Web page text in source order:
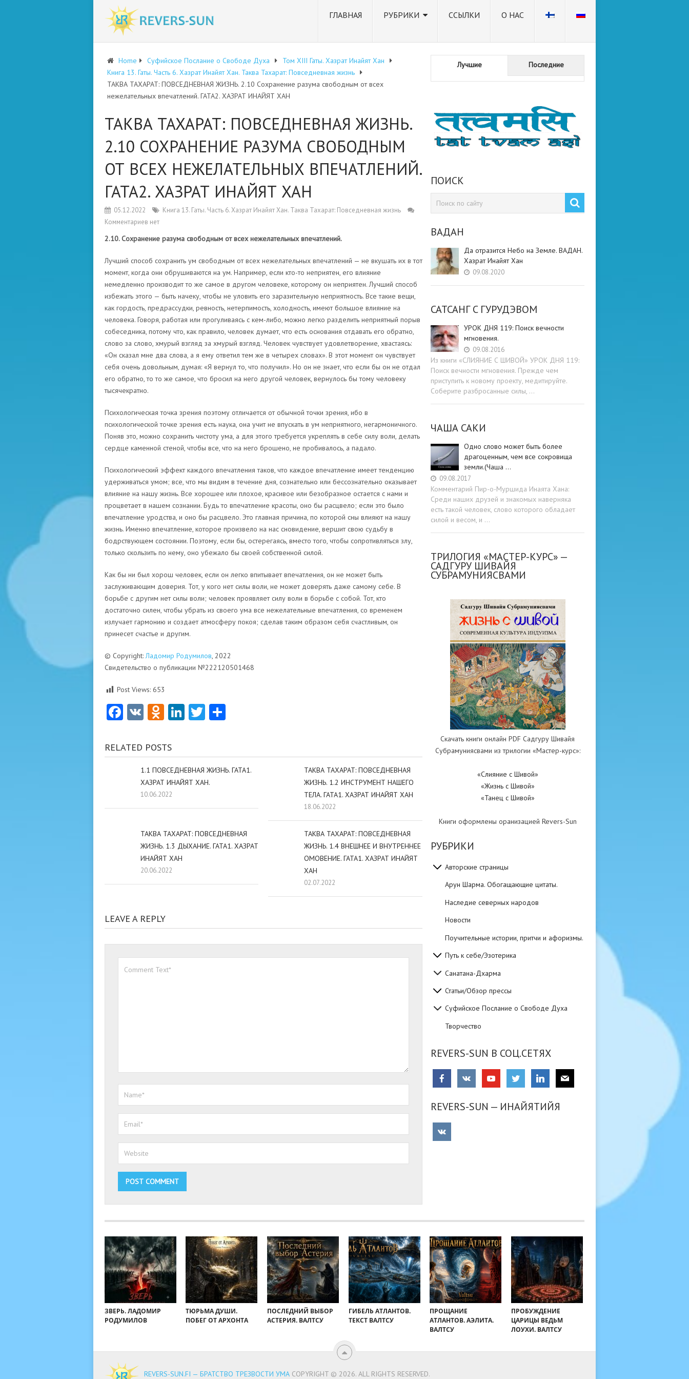
ГЛАВНАЯ РУБРИКИ ССЫЛКИ О НАС
Home Суфийское Послание о Свободе Духа
Том XIII Гаты. Хазрат Инайят Хан
Книга 13. Гаты. Часть 6. Хазрат Инайят Хан. Таква Тахарат: Повседневная жизнь
ТАКВА ТАХАРАТ: ПОВСЕДНЕВНАЯ ЖИЗНЬ. 2.10 Сохранение разума свободным от всех
нежелательных впечатлений. ГАТА2. ХАЗРАТ ИНАЙЯТ ХАН
ТАКВА ТАХАРАТ: ПОВСЕДНЕВНАЯ ЖИЗНЬ.
2.10 СОХРАНЕНИЕ РАЗУМА СВОБОДНЫМ
ОТ ВСЕХ НЕЖЕЛАТЕЛЬНЫХ ВПЕЧАТЛЕНИЙ.
ГАТА2. ХАЗРАТ ИНАЙЯТ ХАН
05.12.2022
Книга 13. Гаты. Часть 6. Хазрат Инайят Хан. Таква Тахарат: Повседневная жизнь
Комментариев нет
2.10. Сохранение разума свободным от всех нежелательных впечатлений.
Лучший способ сохранить ум свободным от всех нежелательных впечатлений — не вкушать их в тот
момент, когда они обрушиваются на ум. Например, если кто-то неприятен, его влияние
немедленно производит то же самое в другом человеке, которому он неприятен. Лучший способ
избежать этого — быть начеку, чтобы не уловить его заразительную неприятность. Все такие вещи,
как гордость, предрассудки, ревность, нетерпимость, холодность, имеют большое влияние на
человека. Говоря, работая или прогуливаясь с кем-либо, можно легко разделить неприятный порыв
собеседника, потому что, как правило, человек думает, что есть основания отдавать его обратно,
слово за слово, хмурый взгляд за хмурый взгляд. Человек чувствует удовлетворение, хвастаясь:
«Он сказал мне два слова, а я ему ответил тем же в четырех словах». В этот момент он чувствует
себя очень довольным, думая: «Я вернул то, что получил». Но он не знает, что если бы он не отдал
его обратно, то то же самое, что бросил на него другой человек, вернулось бы тому человеку
тысячекратно.
Психологическая точка зрения поэтому отличается от обычной точки зрения, ибо в
психологической точке зрения есть наука, она учит не впускать в ум неприятного, негармоничного.
Поняв это, можно сохранить чистоту ума, а для этого требуется укреплять в себе силу воли, делать
сердце каменной стеной, чтобы все, что на него брошено, не пробивалось, а падало.
Психологический эффект каждого впечатления таков, что каждое впечатление имеет тенденцию
удерживаться умом; все, что мы видим в течение дня, сознательно или бессознательно оказывает
влияние на нашу жизнь. Все хорошее или плохое, красивое или безобразное остается с нами и
процветает в нашем сознании. Будь то впечатление красоты, оно бы расцвело; если это было
впечатление уродства, и оно бы расцвело. Это главная причина, по которой сны влияют на нашу
жизнь. Именно впечатление, которое произвело на нас сновидение, вершит свою судьбу в
бодрствующем состоянии. Поэтому, если бы, остерегаясь, вместо того, чтобы сопротивляться злу,
только скользить по нему, оно убежало бы своей собственной силой.
Как бы ни был хорош человек, если он легко впитывает впечатления, он не может быть
заслуживающим доверия. Тот, у кого нет силы воли, не может доверять даже самому себе. В
борьбе с другим нет силы воли; человек проявляет силу воли в борьбе с собой. Тот, кто
достаточно силен, чтобы убрать из своего ума все нежелательные впечатления, со временем
излучает гармонию и создает атмосферу покоя; сделав таким образом себя счастливым, он
принесет счастье и другим.
© Copyright:Ладомир Родумилов, 2022
Свидетельство о публикации №222120501468
Post Views: 653
Facebook
VKOdnoklassniki
LinkedIn
TwitterОтправить
RELATED POSTS
1.1 ПОВСЕДНЕВНАЯ ЖИЗНЬ. ГАТА1.
ХАЗРАТ ИНАЙЯТ ХАН.
10.06.2022
ТАКВА ТАХАРАТ: ПОВСЕДНЕВНАЯ
ЖИЗНЬ. 1.2 ИНСТРУМЕНТ НАШЕГО
ТЕЛА. ГАТА1. ХАЗРАТ ИНАЙЯТ ХАН
18.06.2022
ТАКВА ТАХАРАТ: ПОВСЕДНЕВНАЯ
ЖИЗНЬ. 1.3 ДЫХАНИЕ. ГАТА1. ХАЗРАТ
ИНАЙЯТ ХАН
20.06.2022
ТАКВА ТАХАРАТ: ПОВСЕДНЕВНАЯ
ЖИЗНЬ. 1.4 ВНЕШНЕЕ И ВНУТРЕННЕЕ
ОМОВЕНИЕ. ГАТА1. ХАЗРАТ ИНАЙЯТ
ХАН
02.07.2022
LEAVE A REPLY
Лучшие Последние
ПОИСК
ВАДАН
Да отразится Небо на Земле. ВАДАН.
Хазрат Инайят Хан
09.08.2020
САТСАНГ C ГУРУДЭВОМ
УРОК ДНЯ 119: Поиск вечности
мгновения.
09.08.2016
Из книги «СЛИЯНИЕ С ШИВОЙ» УРОК ДНЯ 119:
Поиск вечности мгновения. Прежде чем
приступить к новому проекту, медитируйте.
Соберите разбросанные силы, …
ЧАША САКИ
Одно слово может быть более
драгоценным, чем все сокровища
земли.(Чаша …
09.08.2017
Комментарий Пир-о-Муршида Инаята Хана:
Среди наших друзей и знакомых наверняка
есть такой человек, слово которого обладает
силой и весом, и …
ТРИЛОГИЯ «МАСТЕР-КУРС» —
САДГУРУ ШИВАЙЯ
СУБРАМУНИЯСВАМИ
Скачать книги онлайн PDF Садгуру Шивайя
Субрамуниясвами из трилогии «Мастер-курс»:
«Слияние с Шивой»
«Жизнь с Шивой»
«Танец с Шивой»
Книги оформлены оранизацией Revers-Sun
РУБРИКИ
Авторские страницы
Арун Шарма. Обогащающие цитаты.
Наследие северных народов
Новости
Поучительные истории, притчи и афоризмы.
Путь к себе/Эзотерика
Санатана-Дхарма
Статьи/Обзор прессы
Суфийское Послание о Свободе Духа
Творчество
REVERS-SUN В СОЦ.СЕТЯХ
REVERS-SUN — ИНАЙЯТИЙЯ
ЗВЕРЬ. ЛАДОМИР
РОДУМИЛОВ
ТЮРЬМА ДУШИ.
ПОБЕГ ОТ АРХОНТА
ПОСЛЕДНИЙ ВЫБОР
АСТЕРИЯ. ВАЛТСУ
ГИБЕЛЬ АТЛАНТОВ.
ТЕКСТ ВАЛТСУ
ПРОЩАНИЕ
АТЛАНТОВ. АЭЛИТА.
ВАЛТСУ
ПРОБУЖДЕНИЕ
ЦАРИЦЫ ВЕДЬМ
ЛОУХИ. ВАЛТСУ
REVERS-SUN.FI — БРАТСТВО ТРЕЗВОСТИ УМАCOPYRIGHT © 2026. ALL RIGHTS RESERVED.